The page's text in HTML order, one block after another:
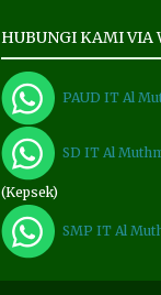
HUBUNGI KAMI VIA
PAUD IT Al
SD IT Al
(Kepsek)
SMP IT Al